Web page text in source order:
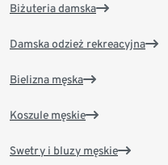
Biżuteria damska
Damska odzież rekreacyjna
Bielizna męska
Koszule męskie
Swetry i bluzy męskie